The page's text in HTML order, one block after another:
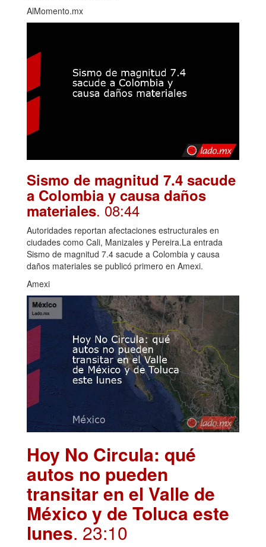
AlMomento.mx
Sismo de magnitud 7.4 sacude
a Colombia y causa daños
materiales. 08:44
Autoridades reportan afectaciones estructurales en
ciudades como Cali, Manizales y Pereira.La entrada
Sismo de magnitud 7.4 sacude a Colombia y causa
daños materiales se publicó primero en Amexi.
Amexi
Hoy No Circula: qué
autos no pueden
transitar en el Valle de
México y de Toluca este
lunes. 23:10